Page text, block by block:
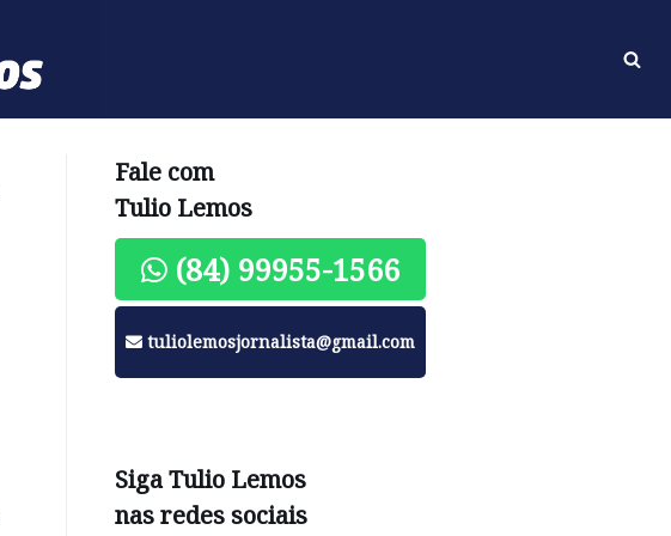
Fale com
Tulio Lemos
(84) 99955-1566
tuliolemosjornalista@gmail.com
Siga Tulio Lemos
nas redes sociais